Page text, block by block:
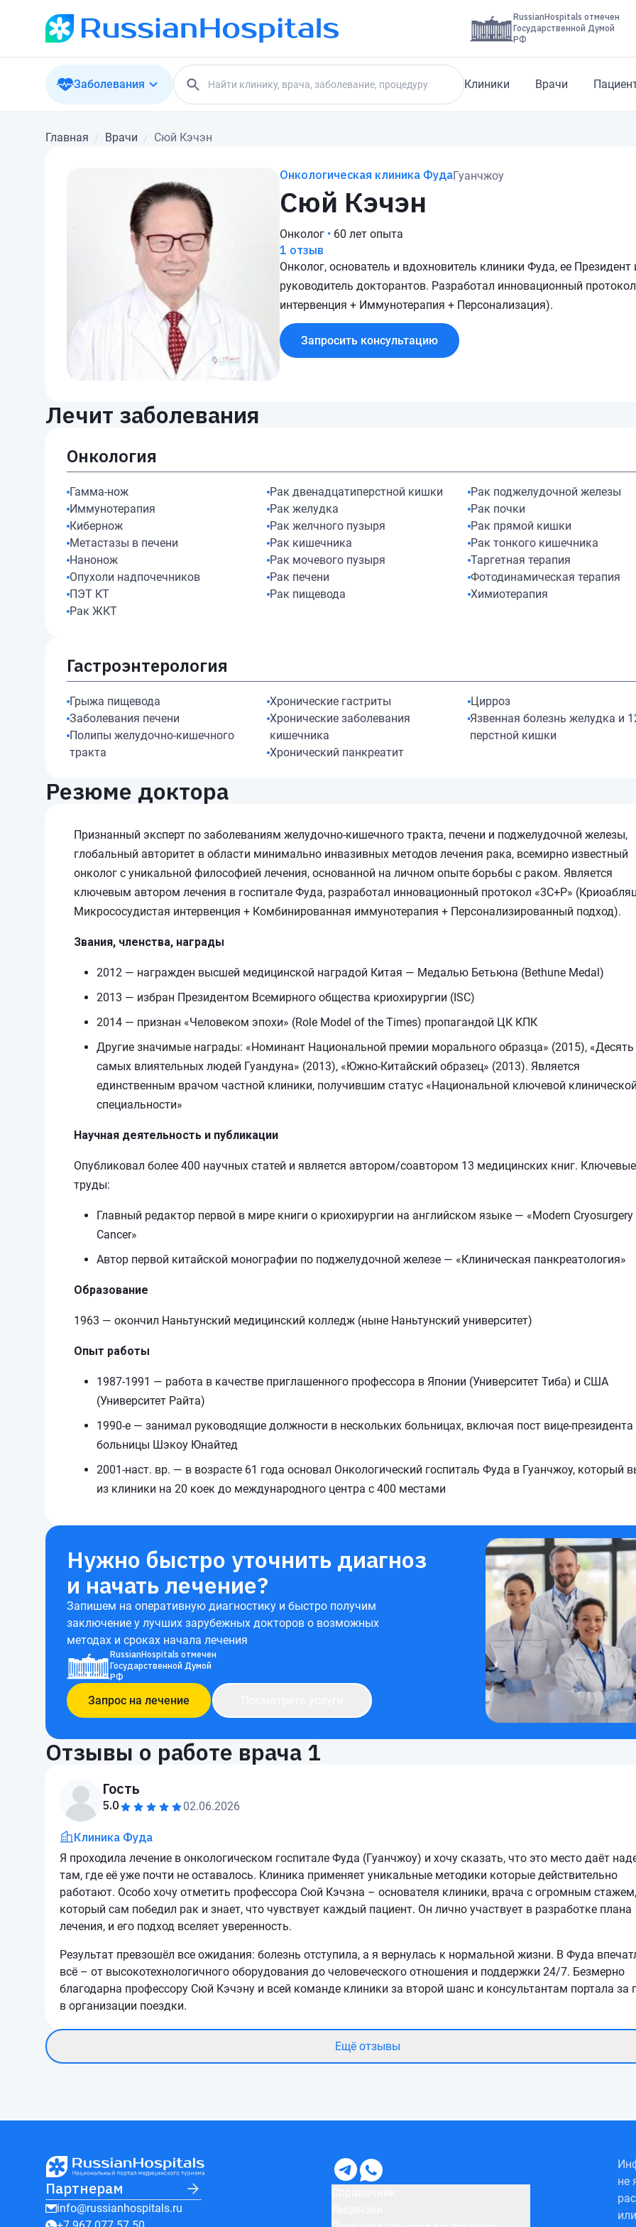
RussianHospitals отмечен
Государственной Думой
РФ
Заболевания Клиники Врачи
Главная Врачи Сюй Кэчэн
Онкологическая клиника ФудаГуанчжоу
Сюй Кэчэн
Онколог • 60 лет опыта
1 отзыв
Онколог, основатель и вдохновитель клиники Фуда, ее
руководитель докторантов. Разработал инновационный
интервенция + Иммунотерапия + Персонализация).
Запросить консультацию
Лечит заболевания
Онкология
Гамма-нож
Иммунотерапия
Кибернож
Метастазы в печени
Нанонож
Опухоли надпочечников
ПЭТ КТ
Рак ЖКТ
Рак двенадцатиперстной кишки
Рак желудка
Рак желчного пузыря
Рак кишечника
Рак мочевого пузыря
Рак печени
Рак пищевода
Рак поджелудочной железы
Рак почки
Рак прямой кишки
Рак тонкого кишечника
Таргетная терапия
Фотодинамическая терапия
Химиотерапия
Гастроэнтерология
Грыжа пищевода
Заболевания печени
Полипы желудочно-кишечного
тракта
Хронические гастриты
Хронические заболевания
кишечника
Хронический панкреатит
Цирроз
Язвенная болезнь желудка и
перстной кишки
Резюме доктора
Признанный эксперт по заболеваниям желудочно-кишечного тракта, печени и поджелудочной железы,
глобальный авторитет в области минимально инвазивных методов лечения рака, всемирно известный
онколог с уникальной философией лечения, основанной на личном опыте борьбы с раком. Является
ключевым автором лечения в госпитале Фуда, разработал инновационный протокол «3C+P»
Микрососудистая интервенция + Комбинированная иммунотерапия + Персонализированный подход).
Звания, членства, награды
2012 — награжден высшей медицинской наградой Китая — Медалью Бетьюна (Bethune Medal)
2013 — избран Президентом Всемирного общества криохирургии (ISC)
2014 — признан «Человеком эпохи» (Role Model of the Times) пропагандой ЦК КПК
Другие значимые награды: «Номинант Национальной премии морального образца» (2015), «Десять
самых влиятельных людей Гуандуна» (2013), «Южно-Китайский образец» (2013). Является
единственным врачом частной клиники, получившим статус «Национальной ключевой клинической
специальности»
Научная деятельность и публикации
Опубликовал более 400 научных статей и является автором/соавтором 13 медицинских книг. Ключевые
труды:
Главный редактор первой в мире книги о криохирургии на английском языке — «Modern
Cancer»
Автор первой китайской монографии по поджелудочной железе — «Клиническая панкреатология»
Образование
1963 — окончил Наньтунский медицинский колледж (ныне Наньтунский университет)
Опыт работы
1987-1991 — работа в качестве приглашенного профессора в Японии (Университет Тиба) и США
(Университет Райта)
1990-е — занимал руководящие должности в нескольких больницах, включая пост вице-президента
больницы Шэкоу Юнайтед
2001-наст. вр. — в возрасте 61 года основал Онкологический госпиталь Фуда в Гуанчжоу, который
из клиники на 20 коек до международного центра с 400 местами
Нужно быстро уточнить диагноз
и начать лечение?
Запишем на оперативную диагностику и быстро получим
заключение у лучших зарубежных докторов о возможных
методах и сроках начала лечения
RussianHospitals отмечен
Государственной Думой
РФ
Запрос на лечение
Отзывы о работе врача 1
Гость
5.0 02.06.2026
Клиника Фуда
Я проходила лечение в онкологическом госпитале Фуда (Гуанчжоу) и хочу сказать, что это место даёт
там, где её уже почти не оставалось. Клиника применяет уникальные методики которые действительно
работают. Особо хочу отметить профессора Сюй Кэчэна – основателя клиники, врача с огромным стажем,
который сам победил рак и знает, что чувствует каждый пациент. Он лично участвует в разработке плана
лечения, и его подход вселяет уверенность.
Результат превзошёл все ожидания: болезнь отступила, а я вернулась к нормальной жизни. В Фуда
всё – от высокотехнологичного оборудования до человеческого отношения и поддержки 24/7. Безмерно
благодарна профессору Сюй Кэчэну и всей команде клиники за второй шанс и консультантам портала за
в организации поездки.
Ещё отзывы
Партнерам
info@russianhospitals.ru
не